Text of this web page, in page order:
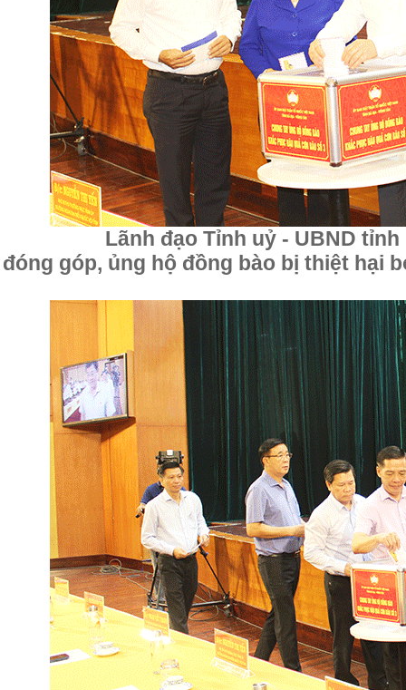
Lãnh đạo Tỉnh uỷ - UBND tỉnh
đóng góp, ủng hộ đồng bào bị thiệt hại